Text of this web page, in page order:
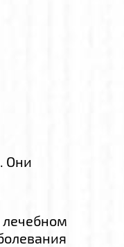
Они
лечебном